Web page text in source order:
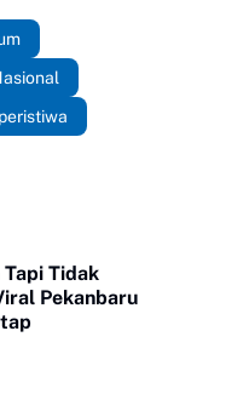
peristiwa
Tidak
Pekanbaru